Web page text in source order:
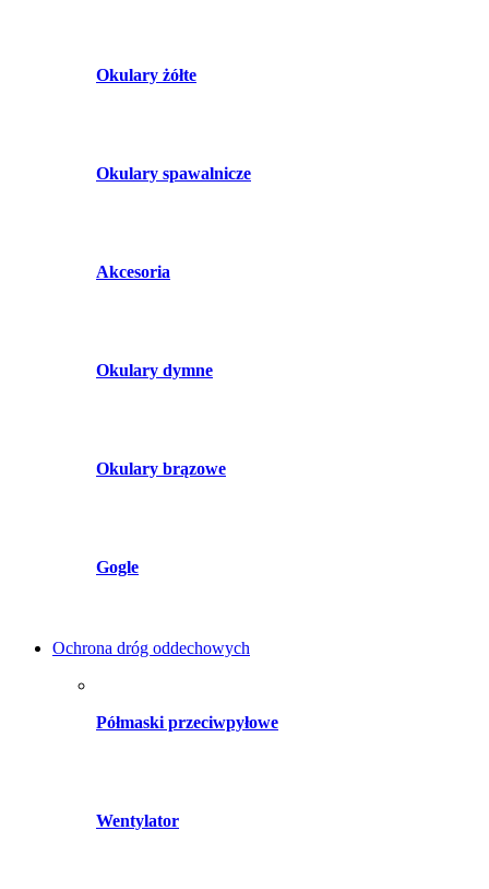
Okulary żółte
Okulary spawalnicze
Akcesoria
Okulary dymne
Okulary brązowe
Gogle
Ochrona dróg oddechowych
Półmaski przeciwpyłowe
Wentylator